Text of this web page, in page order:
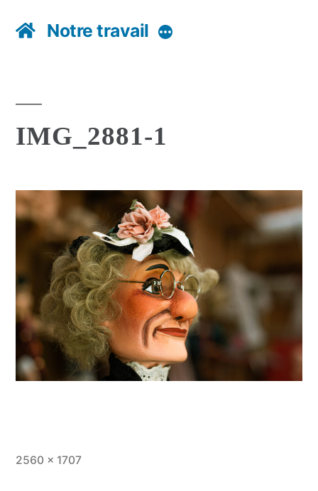
Notre travail Plus
IMG_2881-1
Taille
2560 × 1707